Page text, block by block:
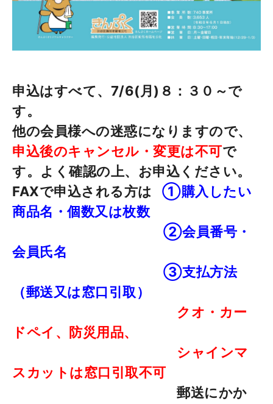
申込はすべて、7/6(月)８：３０～で
す。
他の会員様への迷惑になりますので、
申込後のキャンセル・変更は不可で
す。よく確認の上、お申込ください。
FAXで申込される方は ①購入したい
商品名・個数又は枚数
②会員番号・
会員氏名
③支払方法
（郵送又は窓口引取）
クオ・カー
ドペイ、防災用品、
シャインマ
スカットは窓口引取不可
郵送にかか